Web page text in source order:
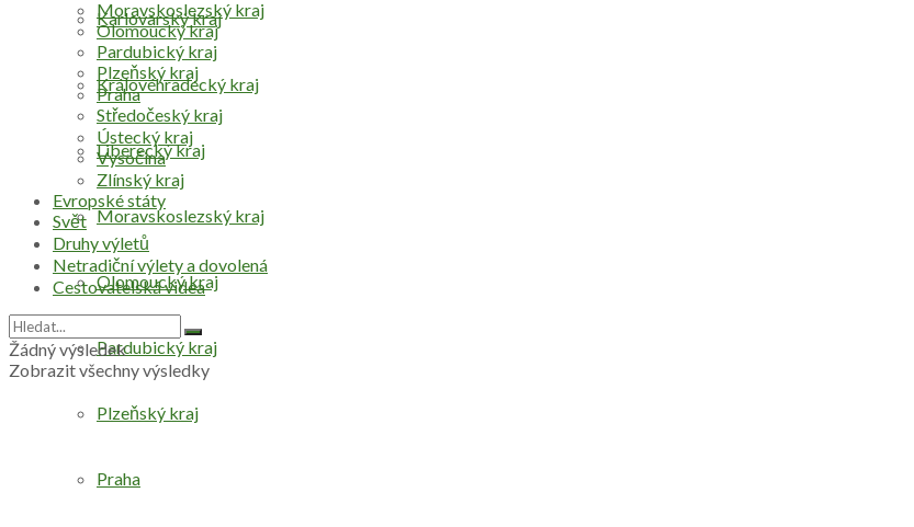
Karlovarský kraj
Královéhradecký kraj
Liberecký kraj
Moravskoslezský kraj
Olomoucký kraj
Pardubický kraj
Plzeňský kraj
Praha
Moravskoslezský kraj
Olomoucký kraj
Pardubický kraj
Plzeňský kraj
Praha
Středočeský kraj
Ústecký kraj
Vysočina
Zlínský kraj
Evropské státy
Svět
Druhy výletů
Netradiční výlety a dovolená
Cestovatelská videa
Žádný výsledek
Zobrazit všechny výsledky